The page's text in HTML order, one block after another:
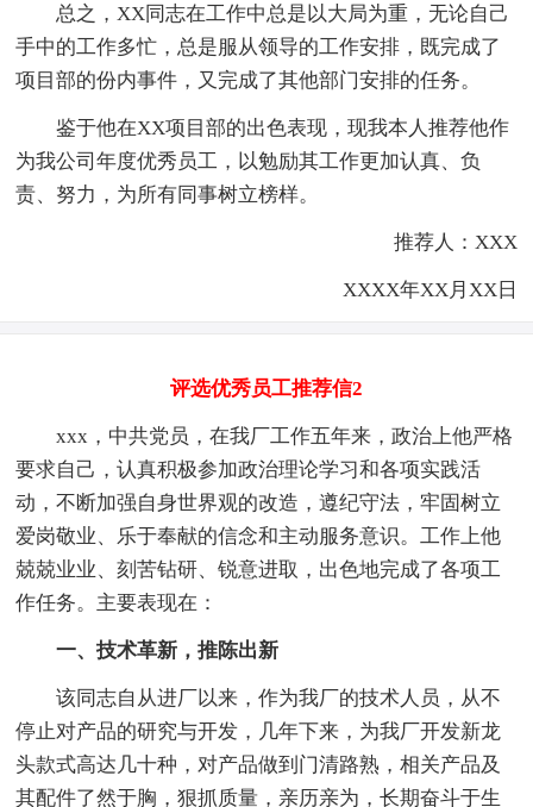
总之，XX同志在工作中总是以大局为重，无论自己
手中的工作多忙，总是服从领导的工作安排，既完成了
项目部的份内事件，又完成了其他部门安排的任务。
鉴于他在XX项目部的出色表现，现我本人推荐他作
为我公司年度优秀员工，以勉励其工作更加认真、负
责、努力，为所有同事树立榜样。
推荐人：XXX
XXXX年XX月XX日
评选优秀员工推荐信2
xxx，中共党员，在我厂工作五年来，政治上他严格
要求自己，认真积极参加政治理论学习和各项实践活
动，不断加强自身世界观的改造，遵纪守法，牢固树立
爱岗敬业、乐于奉献的信念和主动服务意识。工作上他
兢兢业业、刻苦钻研、锐意进取，出色地完成了各项工
作任务。主要表现在：
一、技术革新，推陈出新
该同志自从进厂以来，作为我厂的技术人员，从不
停止对产品的研究与开发，几年下来，为我厂开发新龙
头款式高达几十种，对产品做到门清路熟，相关产品及
其配件了然于胸，狠抓质量，亲历亲为，长期奋斗于生